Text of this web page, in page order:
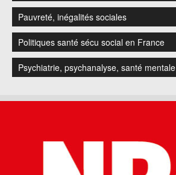
Pauvreté, inégalités sociales
Politiques santé sécu social en France
Psychiatrie, psychanalyse, santé mentale